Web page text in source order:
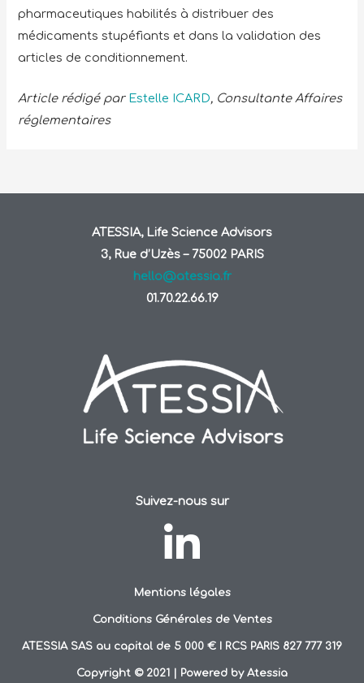
pharmaceutiques habilités à distribuer des
médicaments stupéfiants et dans la validation des
articles de conditionnement.
Article rédigé par Estelle ICARD, Consultante Affaires
réglementaires
ATESSIA, Life Science Advisors
3, Rue d’Uzès – 75002 PARIS
hello@atessia.fr
01.70.22.66.19
Suivez-nous sur
Mentions légales
Conditions Générales de Ventes
ATESSIA SAS au capital de 5 000 € I RCS PARIS 827 777 319
Copyright © 2021 | Powered by Atessia